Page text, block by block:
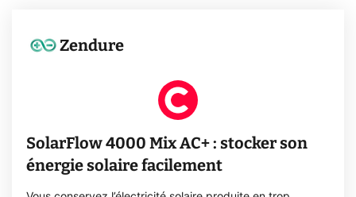
Zendure
SolarFlow 4000 Mix AC+ : stocker son
énergie solaire facilement